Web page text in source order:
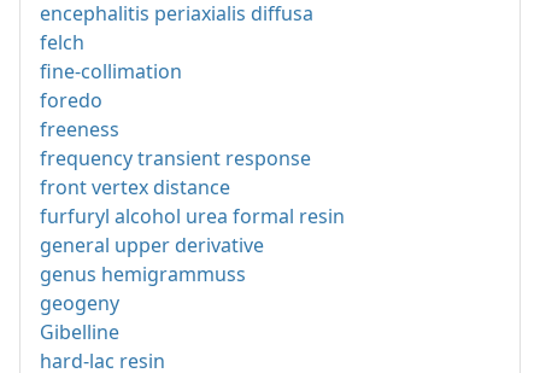
encephalitis periaxialis diffusa
felch
fine-collimation
foredo
freeness
frequency transient response
front vertex distance
furfuryl alcohol urea formal resin
general upper derivative
genus hemigrammuss
geogeny
Gibelline
hard-lac resin